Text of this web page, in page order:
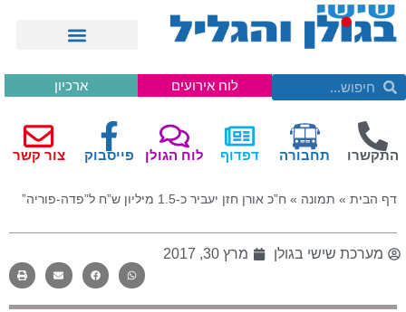
לוח אירועים ארכיון
התקשרו תחבורה דפדוף לוח הגולן פייסבוק צור קשר
דף הבית » תמונה » ח”כ אורן חזן יעביר כ-1.5 מיליון ש”ח ל”פדה-פוריה”
מערכת שישי בגולן מרץ 30, 2017